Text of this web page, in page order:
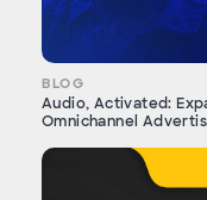
BLOG
Audio, Activated:
Omnichannel